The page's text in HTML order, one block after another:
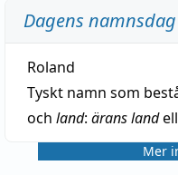
Dagens namnsdag
Roland
Tyskt namn som
och land: ärans land
Mer